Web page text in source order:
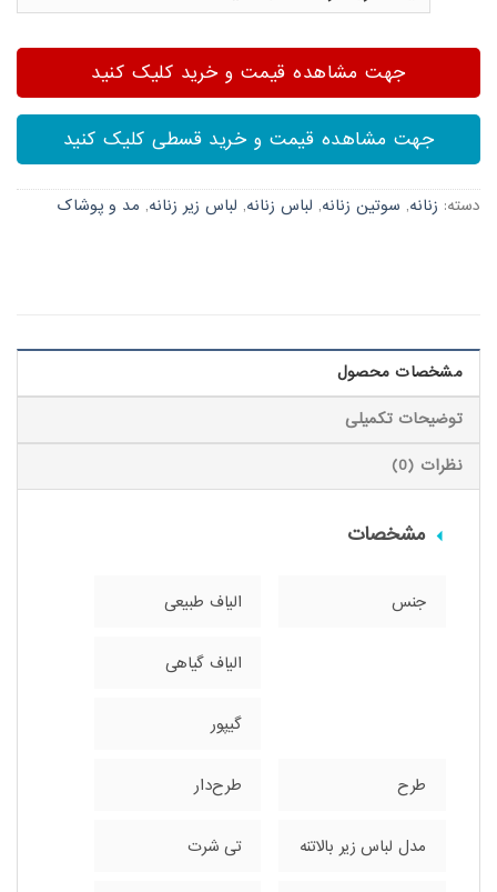
جهت مشاهده قیمت و خرید کلیک کنید
جهت مشاهده قیمت و خرید قسطی کلیک کنید
دسته: زنانه, سوتین زنانه, لباس زنانه, لباس زیر زنانه, مد و پوشاک
مشخصات محصول
توضیحات تکمیلی
نظرات (0)
مشخصات
جنس الیاف طبیعی
الیاف گیاهی
گیپور
طرح طرح‌دار
مدل لباس زیر بالاتنه تی شرت